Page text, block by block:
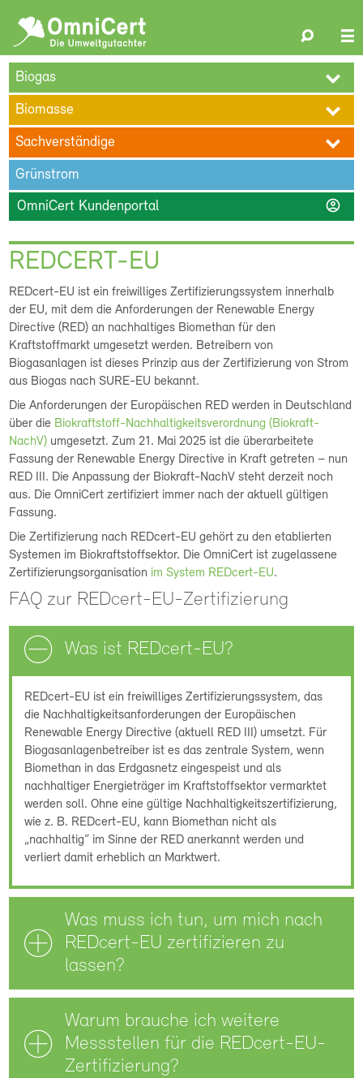
Search
ÜBER UNS BLOG TERMINE REFERENZEN
KARRIERE
KONTAKT
Biogas
Biomasse
Sachverständige
Grünstrom
OmniCert Kundenportal account_circle
REDCERT-EU
REDcert-EU ist ein freiwilliges Zertifizierungssystem innerhalb
der EU, mit dem die Anforderungen der Renewable Energy
Directive (RED) an nachhaltiges Biomethan für den
Kraftstoffmarkt umgesetzt werden. Betreibern von
Biogasanlagen ist dieses Prinzip aus der Zertifizierung von Strom
aus Biogas nach SURE-EU bekannt.
Die Anforderungen der Europäischen RED werden in Deutschland
über die Biokraftstoff-Nachhaltigkeitsverordnung (Biokraft-
NachV) umgesetzt. Zum 21. Mai 2025 ist die überarbeitete
Fassung der Renewable Energy Directive in Kraft getreten – nun
RED III. Die Anpassung der Biokraft-NachV steht derzeit noch
aus. Die OmniCert zertifiziert immer nach der aktuell gültigen
Fassung.
Die Zertifizierung nach REDcert-EU gehört zu den etablierten
Systemen im Biokraftstoffsektor. Die OmniCert ist zugelassene
Zertifizierungsorganisation im System REDcert-EU.
FAQ zur REDcert-EU-Zertifizierung
Was ist REDcert-EU?
REDcert-EU ist ein freiwilliges Zertifizierungssystem, das
die Nachhaltigkeitsanforderungen der Europäischen
Renewable Energy Directive (aktuell RED III) umsetzt. Für
Biogasanlagenbetreiber ist es das zentrale System, wenn
Biomethan in das Erdgasnetz eingespeist und als
nachhaltiger Energieträger im Kraftstoffsektor vermarktet
werden soll. Ohne eine gültige Nachhaltigkeitszertifizierung,
wie z. B. REDcert-EU, kann Biomethan nicht als
„nachhaltig“ im Sinne der RED anerkannt werden und
verliert damit erheblich an Marktwert.
Was muss ich tun, um mich nach
REDcert-EU zertifizieren zu
lassen?
Warum brauche ich weitere
Messstellen für die REDcert-EU-
Zertifizierung?